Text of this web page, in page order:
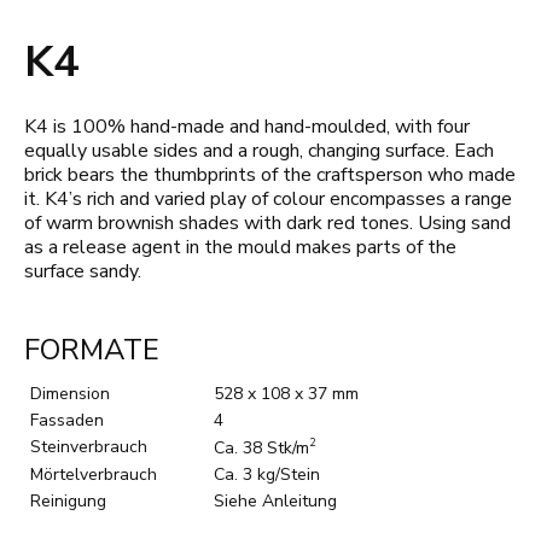
K4
K4 is 100% hand-made and hand-moulded, with four
equally usable sides and a rough, changing surface. Each
brick bears the thumbprints of the craftsperson who made
it. K4’s rich and varied play of colour encompasses a range
of warm brownish shades with dark red tones. Using sand
as a release agent in the mould makes parts of the
surface sandy.
FORMATE
Dimension
528 x 108 x 37 mm
Fassaden
4
Steinverbrauch
Ca. 38 Stk/m2
Mörtelverbrauch
Ca. 3 kg/Stein
Reinigung
Siehe Anleitung